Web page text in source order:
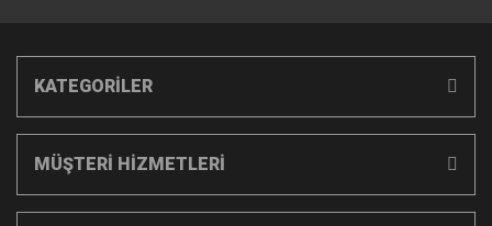
KATEGORİLER
MÜŞTERİ HİZMETLERİ